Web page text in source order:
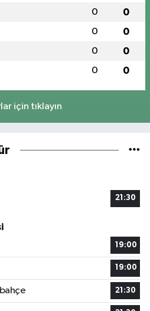
0 0
0 0
0 0
0 0
için tıklayın
21:30
19:00
19:00
21:30